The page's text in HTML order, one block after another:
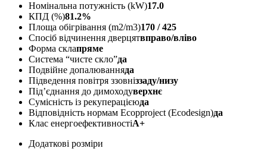
Номінальна потужність (kW)17.0
КПД (%)81.2%
Площа обігрівання (m2/m3)170 / 425
Спосіб відчинення дверцятвправо/вліво
Форма склапряме
Система “чисте скло”да
Подвійне допалюванняда
Підведення повітря ззовніззаду/низу
Під’єднання до димоходуверхнє
Сумісність із рекуперацієюда
Відповідність нормам Ecopproject (Ecodesign)да
Клас енергоефективностіA+
Додаткові розміри